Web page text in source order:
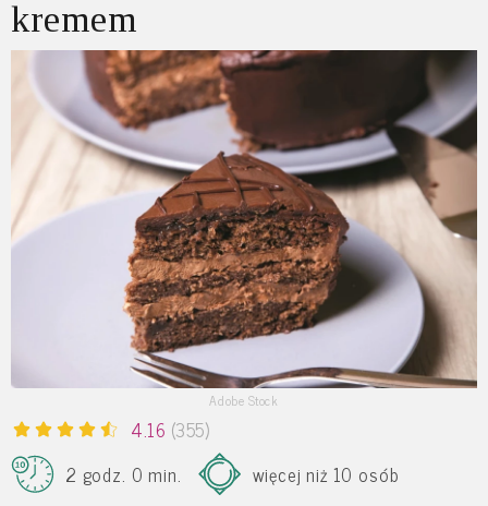
kremem
Adobe Stock
4.16 (355)
2 godz. 0 min.
więcej niż 10 osób